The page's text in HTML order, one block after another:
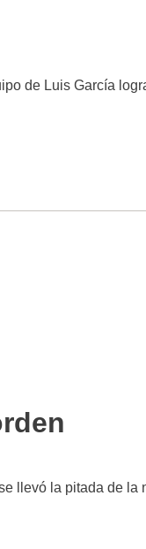
de Luis García
llevó la pitada de la